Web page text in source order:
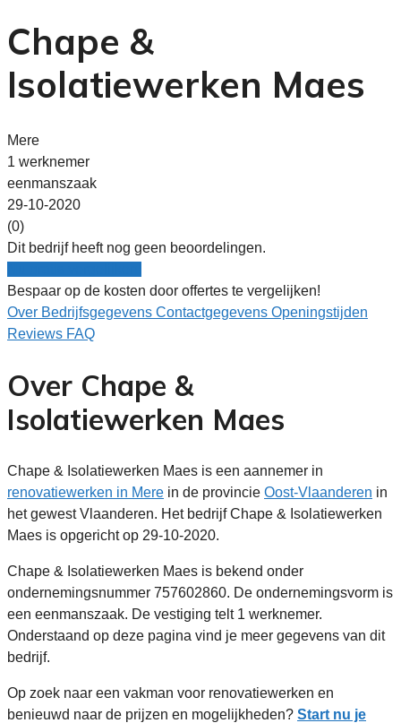
Chape &
Isolatiewerken Maes
Mere
1 werknemer
eenmanszaak
29-10-2020
(0)
Dit bedrijf heeft nog geen beoordelingen.
Bespaar op de kosten door offertes te vergelijken!
Over Bedrijfsgegevens Contactgegevens Openingstijden
Reviews FAQ
Over Chape &
Isolatiewerken Maes
Chape & Isolatiewerken Maes is een aannemer in
renovatiewerken in Mere in de provincie Oost-Vlaanderen in
het gewest Vlaanderen. Het bedrijf Chape & Isolatiewerken
Maes is opgericht op 29-10-2020.
Chape & Isolatiewerken Maes is bekend onder
ondernemingsnummer 757602860. De ondernemingsvorm is
een eenmanszaak. De vestiging telt 1 werknemer.
Onderstaand op deze pagina vind je meer gegevens van dit
bedrijf.
Op zoek naar een vakman voor renovatiewerken en
benieuwd naar de prijzen en mogelijkheden? Start nu je